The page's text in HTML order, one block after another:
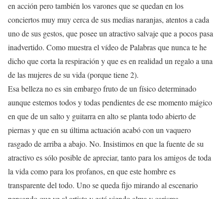
en acción pero también los varones que se quedan en los
conciertos muy muy cerca de sus medias naranjas, atentos a cada
uno de sus gestos, que posee un atractivo salvaje que a pocos pasa
inadvertido. Como muestra el vídeo de Palabras que nunca te he
dicho que corta la respiración y que es en realidad un regalo a una
de las mujeres de su vida (porque tiene 2).
Esa belleza no es sin embargo fruto de un físico determinado
aunque estemos todos y todas pendientes de ese momento mágico
en que de un salto y guitarra en alto se planta todo abierto de
piernas y que en su última actuación acabó con un vaquero
rasgado de arriba a abajo. No. Insistimos en que la fuente de su
atractivo es sólo posible de apreciar, tanto para los amigos de toda
la vida como para los profanos, en que este hombre es
transparente del todo. Uno se queda fijo mirando al escenario